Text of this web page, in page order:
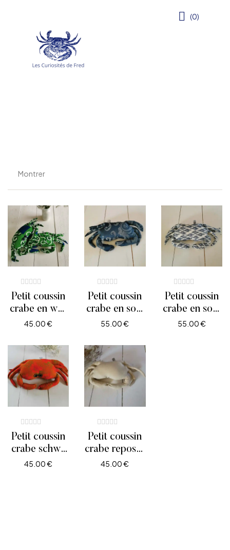
(0)
Montrer
Petit coussin
crabe en wax
vert bleu et
45.00€
Petit coussin
crabe en soie
bleu à
brodés
55.00€
Petit coussin
crabe en soie
blanc et bleu,
55.00€
Petit coussin
crabe schwe
schwe orange
45.00€
Petit coussin
crabe repose-
tête en lin,
45.00€